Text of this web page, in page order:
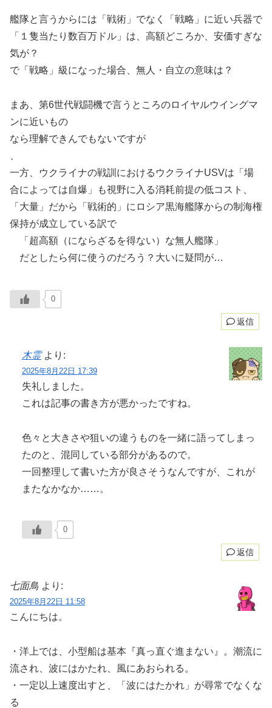
艦隊と言うからには「戦術」でなく「戦略」に近い兵器で
「１隻当たり数百万ドル」は、高額どころか、安価すぎな
気が？
で「戦略」級になった場合、無人・自立の意味は？
まあ、第6世代戦闘機で言うところのロイヤルウイングマ
ンに近いもの
なら理解できんでもないですが
一方、ウクライナの戦訓におけるウクライナUSVは「場
合によっては自爆」も視野に入る消耗前提の低コスト、
「大量」だから「戦術的」にロシア黒海艦隊からの制海権
保持が成立している訳で
「超高額（にならざるを得ない）な無人艦隊」
だとしたら何に使うのだろう？大いに疑問が…
0
返信
木霊 より:
2025年8月22日 17:39
失礼しました。
これは記事の書き方が悪かったですね。
色々と大きさや狙いの違うものを一緒に語ってしまっ
たのと、混同している部分があるので。
一回整理して書いた方が良さそうなんですが、これが
またなかなか……。
0
返信
七面鳥 より:
2025年8月22日 11:58
こんにちは。
・洋上では、小型船は基本『真っ直ぐ進まない』。潮流に
流され、波にはかたれ、風にあおられる。
・一定以上速度出すと、「波にはたかれ」が尋常でなくな
る